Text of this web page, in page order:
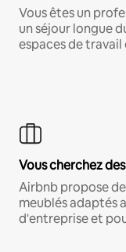
Vous êtes un
un séjour longue
espaces de travail
Vous cherchez
Airbnb propose
meublés adaptés
d'entreprise et